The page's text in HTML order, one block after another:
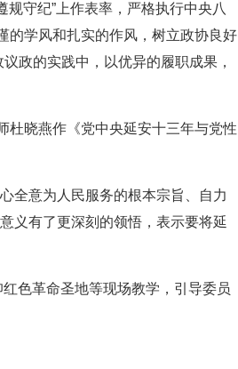
规守纪”上作表率，严格执行中央八
的学风和扎实的作风，树立政协良好
政的实践中，以优异的履职成果，
杜晓燕作《党中央延安十三年与党性
全意为人民服务的根本宗旨、自力
义有了更深刻的领悟，表示要将延
色革命圣地等现场教学，引导委员